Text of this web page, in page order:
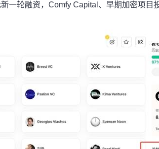
一轮融资，Comfy Capital、早期加密项目